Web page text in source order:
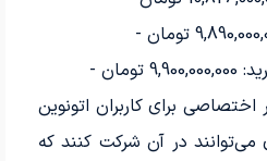
-
برای کاربران اتونوین
می‌توانند در آن شرکت کنند که